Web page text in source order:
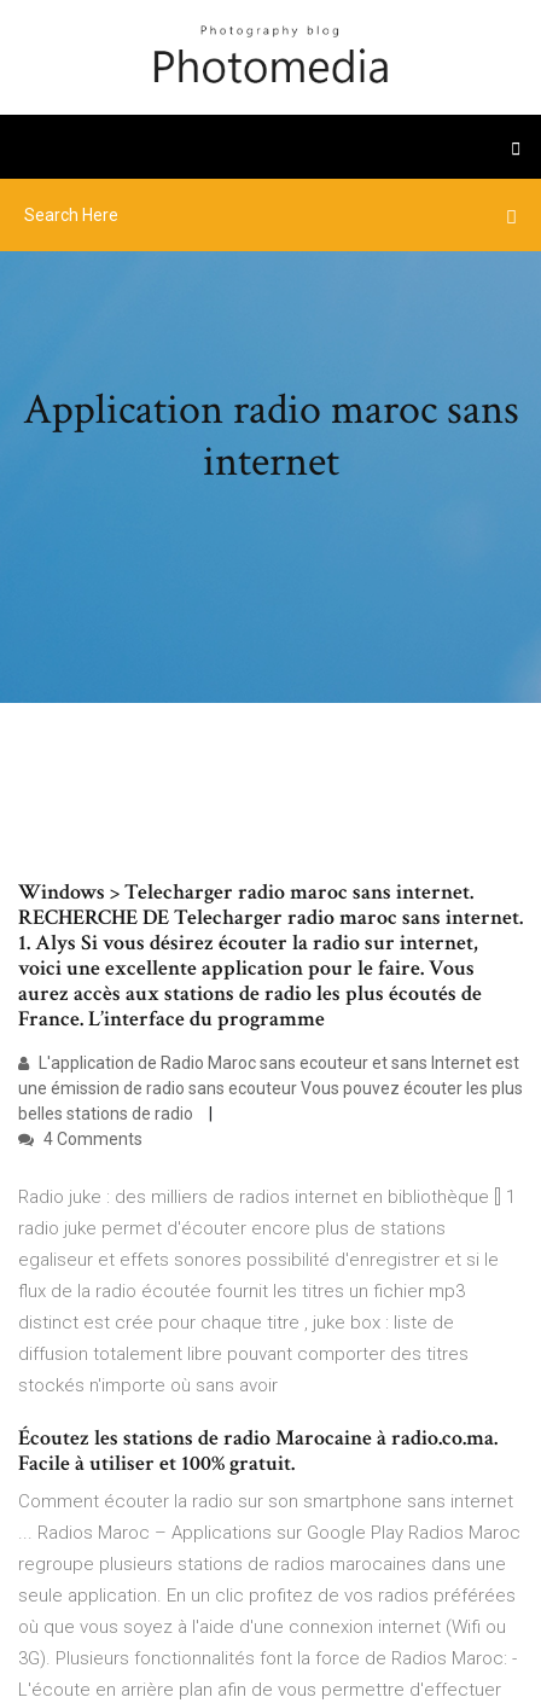
Application radio maroc sans
internet
Windows > Telecharger radio maroc sans internet.
RECHERCHE DE Telecharger radio maroc sans internet.
1. Alys Si vous désirez écouter la radio sur internet,
voici une excellente application pour le faire. Vous
aurez accès aux stations de radio les plus écoutés de
France. L’interface du programme
L'application de Radio Maroc sans ecouteur et sans Internet est
une émission de radio sans ecouteur Vous pouvez écouter les plus
belles stations de radio
4 Comments
Radio juke : des milliers de radios internet en bibliothèque [] 1
radio juke permet d'écouter encore plus de stations
egaliseur et effets sonores possibilité d'enregistrer et si le
flux de la radio écoutée fournit les titres un fichier mp3
distinct est crée pour chaque titre , juke box : liste de
diffusion totalement libre pouvant comporter des titres
stockés n'importe où sans avoir
Écoutez les stations de radio Marocaine à radio.co.ma.
Facile à utiliser et 100% gratuit.
Comment écouter la radio sur son smartphone sans internet
... Radios Maroc – Applications sur Google Play Radios Maroc
regroupe plusieurs stations de radios marocaines dans une
seule application. En un clic profitez de vos radios préférées
où que vous soyez à l'aide d'une connexion internet (Wifi ou
3G). Plusieurs fonctionnalités font la force de Radios Maroc: -
L'écoute en arrière plan afin de vous permettre d'effectuer